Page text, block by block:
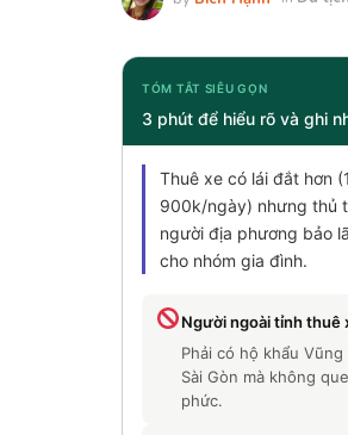
TÓM TẮT SIÊU GỌN
3 phút để hiểu rõ và ghi
Thuê xe có lái đắt hơn
900k/ngày) nhưng thủ
người địa phương bảo
cho nhóm gia đình.
Người ngoài tỉnh thuê
Phải có hộ khẩu
Sài Gòn mà không
phức.